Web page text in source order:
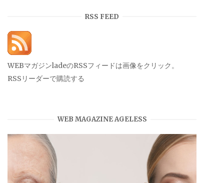
RSS FEED
WEBマガジンladeのRSSフィードは画像をクリック。
RSSリーダーで購読する
WEB MAGAZINE AGELESS